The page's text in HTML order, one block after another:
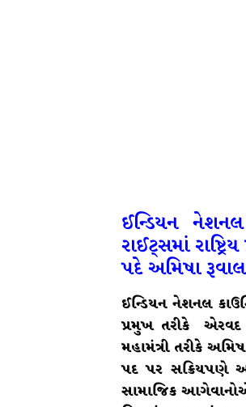
ઈન્ડિયન નેશનલ
રાઈટ્સમાં રાષ્ટ્રિય
પદે અમિષા
ઈન્ડિયન નેશનલ
પ્રમુખ તરીકે એરવદ
મહામંત્રી તરીકે
પદ પર સક્રિયપણે
સામાજિક